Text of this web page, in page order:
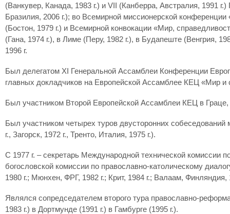
(Ванкувер, Канада, 1983 г.) и VII (Канберра, Австралия, 1991
Бразилия, 2006 г.); во Всемирной миссионерской
(Бостон, 1979 г.) и Всемирной конвокации «Мир,
(Гана, 1974 г.), в Лиме (Перу, 1982 г.), в Будапеште (Венгрия,
1996 г.
Был делегатом XI Генеральной Ассамблеи Конференции
главных докладчиков на Европейской Ассамблее КЕЦ «Мир и
Был участником Второй Европейской Ассамблеи КЕЦ в
Был участником четырех туров двусторонних
г., Загорск, 1972 г., Тренто, Италия, 1975 г.).
С 1977 г. – секретарь Международной технической комиссии
богословской комиссии по православно-католическому
1980 г.; Мюнхен, ФРГ, 1982 г.; Крит, 1984 г.; Валаам,
Являлся сопредседателем второго тура православно-
1983 г.) в Дортмунде (1991 г.) в Гамбурге (1995 г.).